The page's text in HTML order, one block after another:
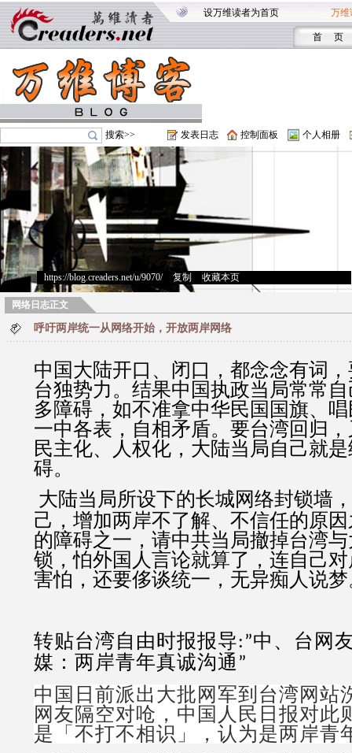
设万维读者为首页 万维
首 页
搜索>> 发表日志 控制面板 个人相册
https://blog.creaders.net/u/9070/> 复制 收藏本页
网络日志正文
呼吁两岸统一从网络开始，开放两岸网络
中国大陆开口、闭口，都念念有词
台独势力。结果中国执政当局常常
多障碍，如不准拿中华民国国旗、
一中各表，自相矛盾。要台湾回归
民主化、人权化，大陆当局自己就
碍。
大陆当局所设下的长城网络封锁墙
己，增加两岸不了解、不信任的原
的障碍之一，请中共当局撤掉台湾
锁，怕外国人言论就算了，连自己
害怕，还要侈谈统一，无异痴人说
转贴台湾自由时报报导:”中、台网
媒：两岸青年真诚沟通 ”
中国日前派出大批网军到台湾网站
网友隔空对呛，中国人民日报对此
是「不打不相识」，认为是两岸青